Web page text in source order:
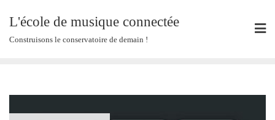
content
L'école de musique connectée
Construisons le conservatoire de demain !